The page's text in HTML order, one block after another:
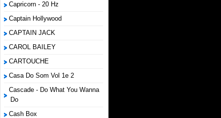
Capricorn - 20 Hz
Captain Hollywood
CAPTAIN JACK
CAROL BAILEY
CARTOUCHE
Casa Do Som Vol 1e 2
Cascade - Do What You Wanna
Do
Cash Box